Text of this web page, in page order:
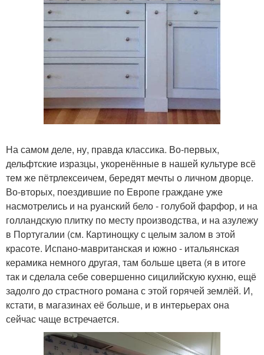
На самом деле, ну, правда классика. Во-первых,
дельфтские изразцы, укоренённые в нашей культуре всё
тем же пётрлексеичем, бередят мечты о личном дворце.
Во-вторых, поездившие по Европе граждане уже
насмотрелись и на руанский бело - голубой фарфор, и на
голландскую плитку по месту производства, и на азулежу
в Португалии (см. Картинощку с целым залом в этой
красоте. Испано-мавританская и южно - итальянская
керамика немного другая, там больше цвета (я в итоге
так и сделала себе совершенно сицилийскую кухню, ещё
задолго до страстного романа с этой горячей землёй. И,
кстати, в магазинах её больше, и в интерьерах она
сейчас чаще встречается.